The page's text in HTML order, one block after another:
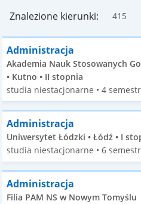
Znalezione kierunki: 415
Administracja
Akademia Nauk Stosowanych
• Kutno • II stopnia
studia niestacjonarne • 4
Administracja
Uniwersytet Łódzki • Łódź • I
studia niestacjonarne • 6
Administracja
Filia PAM NS w Nowym Tomyślu